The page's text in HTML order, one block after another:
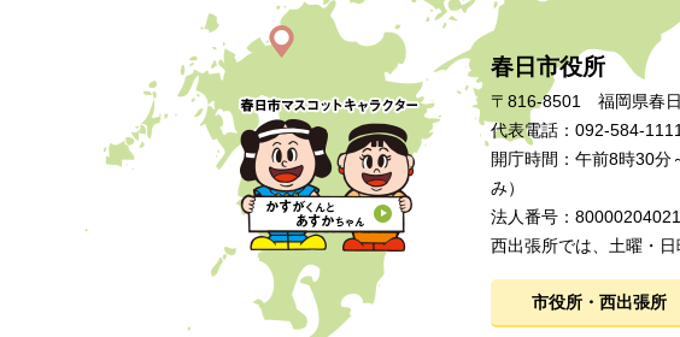
春日市役所
〒816-8501 福岡県春
代表電話：092-584-
開庁時間：午前8時30分
み）
法人番号：
西出張所では、土曜・
市役所・西出張所